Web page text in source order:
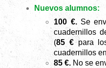
Nuevos alumnos:
100 €.Se
cuadernillos
(85 € para
cuadernillos
85 €. No se